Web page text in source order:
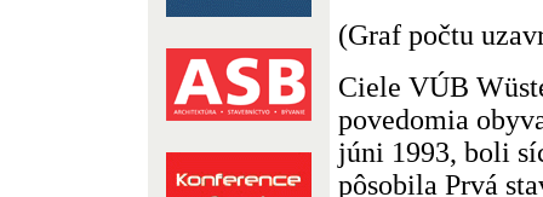
(Graf počtu
Ciele VÚB
povedomia
júni 1993, boli
pôsobila Prvá